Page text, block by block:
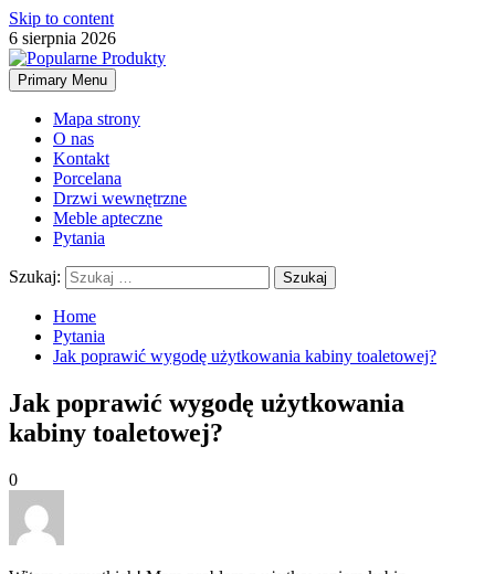
Skip to content
6 sierpnia 2026
Primary Menu
Mapa strony
O nas
Kontakt
Porcelana
Drzwi wewnętrzne
Meble apteczne
Pytania
Szukaj:
Home
Pytania
Jak poprawić wygodę użytkowania kabiny toaletowej?
Jak poprawić wygodę użytkowania
kabiny toaletowej?
0